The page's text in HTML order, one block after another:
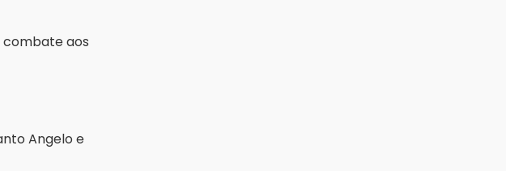
combate aos
Angelo e